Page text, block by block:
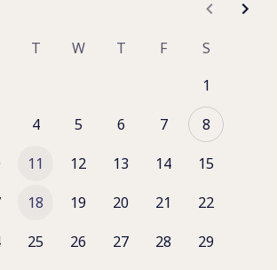
:
situation et vos besoins.
mon accompagnement et nous
si cela correspond à ce que vous
avancer ensemble vers vos
T W T F
S
1
4 5 6 7
8
11 12 13 14
15
18 19 20 21
22
25 26 27 28
29